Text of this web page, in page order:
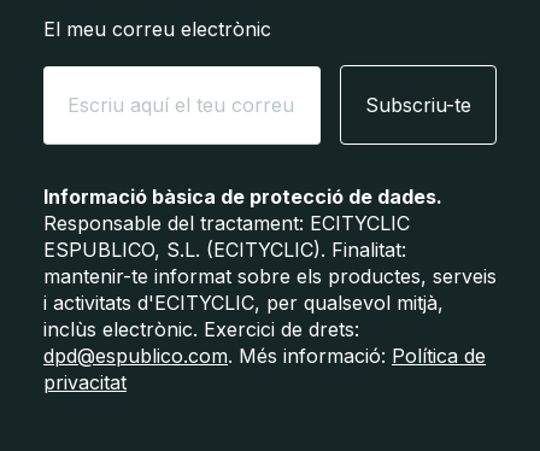
El meu correu electrònic
Subscriu-te
Informació bàsica de protecció de dades.
Responsable del tractament: ECITYCLIC
ESPUBLICO, S.L. (ECITYCLIC). Finalitat:
mantenir-te informat sobre els productes, serveis
i activitats d'ECITYCLIC, per qualsevol mitjà,
inclùs electrònic. Exercici de drets:
dpd@espublico.com. Més informació: Política de
privacitat